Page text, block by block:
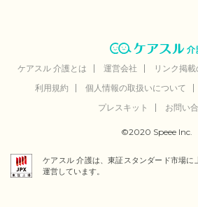
ケアスル 介護とは 運営会社 リンク掲
利用規約
個人情報の取扱いについて
プレスキット
お問い
©2020 Speee Inc.
ケアスル 介護は、東証スタンダード市場に
運営しています。